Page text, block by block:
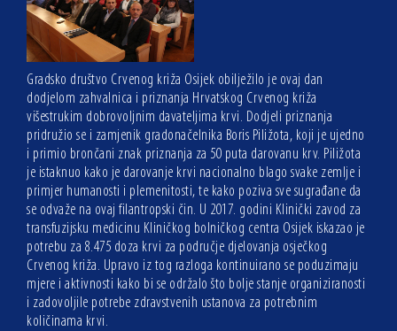
Gradsko društvo Crvenog križa Osijek obilježilo je ovaj dan
dodjelom zahvalnica i priznanja Hrvatskog Crvenog križa
višestrukim dobrovoljnim davateljima krvi. Dodjeli priznanja
pridružio se i zamjenik gradonačelnika Boris Piližota, koji je ujedno
i primio brončani znak priznanja za 50 puta darovanu krv. Piližota
je istaknuo kako je darovanje krvi nacionalno blago svake zemlje i
primjer humanosti i plemenitosti, te kako poziva sve sugrađane da
se odvaže na ovaj filantropski čin. U 2017. godini Klinički zavod za
transfuzijsku medicinu Kliničkog bolničkog centra Osijek iskazao je
potrebu za 8.475 doza krvi za područje djelovanja osječkog
Crvenog križa. Upravo iz tog razloga kontinuirano se poduzimaju
mjere i aktivnosti kako bi se održalo što bolje stanje organiziranosti
i zadovoljile potrebe zdravstvenih ustanova za potrebnim
količinama krvi.